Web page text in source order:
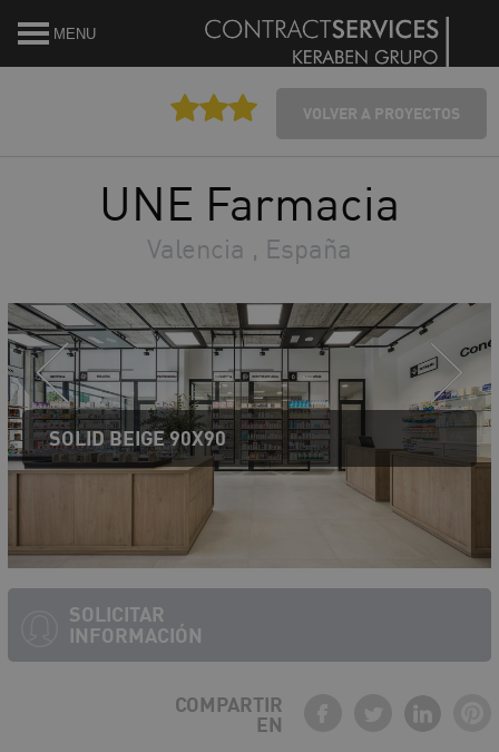
MENU
VOLVER A PROYECTOS
UNE Farmacia
Valencia , España
SOLICITAR
INFORMACIÓN
SOLID BEIGE 90X90
COMPARTIR
EN